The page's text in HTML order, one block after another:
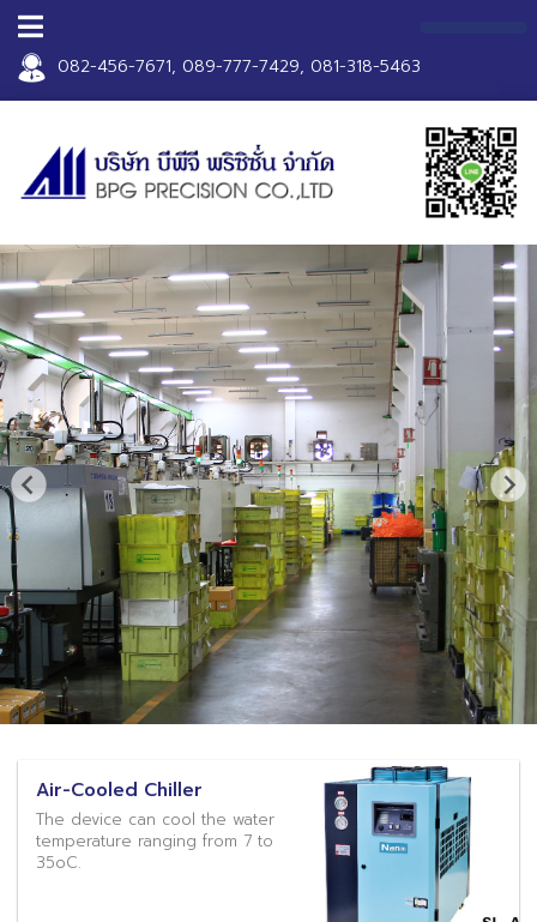
082-456-7671, 089-777-7429, 081-318-5463
Air-Cooled Chiller
The device can cool the water
temperature ranging from 7 to
35oC.